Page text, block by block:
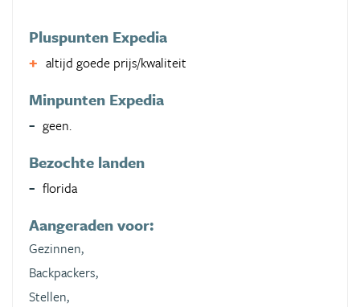
Pluspunten Expedia
altijd goede prijs/kwaliteit
Minpunten Expedia
geen.
Bezochte landen
florida
Aangeraden voor:
Gezinnen,
Backpackers,
Stellen,